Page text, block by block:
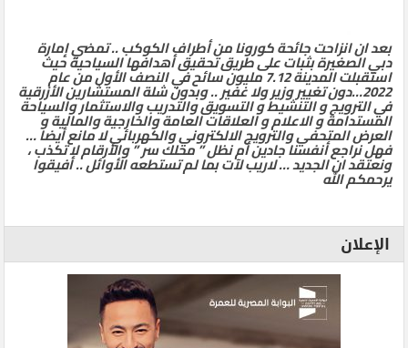
بعد ان انزاحت جائحة كورونا من أطراف الكوكب .. تمضي إمارة
دبي الصغيرة بثبات على طريق تحقيق أهدافها السياحية حيث
استقبلت المدينة 7.12 مليون سائح في النصف الأول من عام
2022…دون تغيير وزير ولا غفير .. وبدون شلة المستشارين الأزرقية
في الترويج و التنشيط و التسويق والتدريب والاستثمار والسياحة
المستدامة و الاعلام و العلاقات العامة والخارجية والمالية و
العرض المتحفي والترويج الالكتروني والكهربائي لا مانع أيضا …
فهل نراجع أنفسنا جادين أم نظل ” محلك سر ” والأرقام لا تكذب ،
ونعتقد ان الجديد … لاريب لآت بما لم تستطعه الأوائل .. أفيقوا
يرحمكم الله
الإعلان